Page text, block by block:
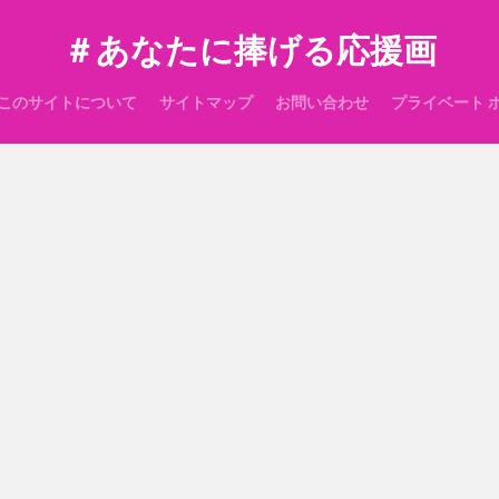
＃あなたに捧げる応援画
このサイトについて サイトマップ お問い合わせ プライベート